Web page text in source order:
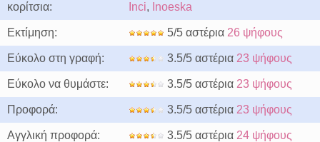
κορίτσια:
Inci, Inoeska
Εκτίμηση: 5/5 αστέρια 26 ψήφους
Εύκολο στη γραφή: 3.5/5 αστέρια 23 ψήφους
Εύκολο να θυμάστε: 3.5/5 αστέρια 23 ψήφους
Προφορά: 3.5/5 αστέρια 23 ψήφους
Αγγλική προφορά: 3.5/5 αστέρια 24 ψήφους